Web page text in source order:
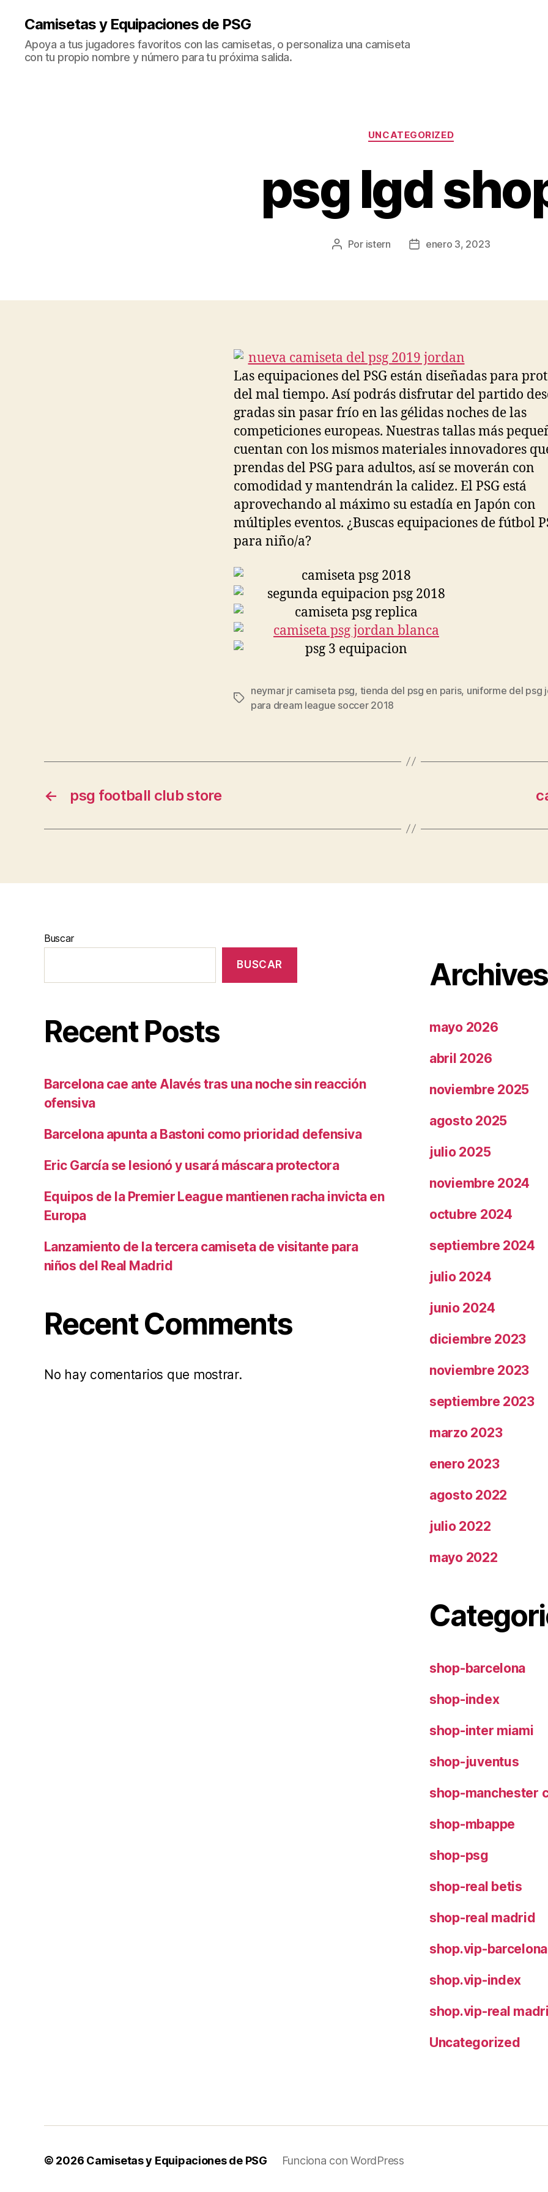
Camisetas y Equipaciones de PSG
Apoya a tus jugadores favoritos con las camisetas, o personaliza una camiseta
con tu propio nombre y número para tu próxima salida.
Categorías
UNCATEGORIZED
psg lgd
Autor
Por istern
Fechaenero 3, 2023
Las equipaciones del PSG están diseñadas para
del mal tiempo. Así podrás disfrutar del partido
gradas sin pasar frío en las gélidas noches de las
competiciones europeas. Nuestras tallas más
cuentan con los mismos materiales innovadores
prendas del PSG para adultos, así se moverán con
comodidad y mantendrán la calidez. El PSG está
aprovechando al máximo su estadía en Japón con
múltiples eventos. ¿Buscas equipaciones de fútbol
para niño/a?
Etiquetas
neymar jr camiseta psg, tienda del psg en paris, uniforme del psg
para dream league soccer 2018
← psg football club store
Buscar
BUSCAR
Recent Posts
Barcelona cae ante Alavés tras una noche sin reacción
ofensiva
Barcelona apunta a Bastoni como prioridad defensiva
Eric García se lesionó y usará máscara protectora
Equipos de la Premier League mantienen racha invicta en
Europa
Lanzamiento de la tercera camiseta de visitante para
niños del Real Madrid
Recent Comments
No hay comentarios que mostrar.
Archives
mayo 2026
abril 2026
noviembre 2025
agosto 2025
julio 2025
noviembre 2024
octubre 2024
septiembre 2024
julio 2024
junio 2024
diciembre 2023
noviembre 2023
septiembre 2023
marzo 2023
enero 2023
agosto 2022
julio 2022
mayo 2022
shop-barcelona
shop-index
shop-inter miami
shop-juventus
shop-manchester
shop-mbappe
shop-psg
shop-real betis
shop-real madrid
shop.vip-barcelona
shop.vip-index
shop.vip-real
Uncategorized
© 2026 Camisetas y Equipaciones de PSG Funciona con WordPress